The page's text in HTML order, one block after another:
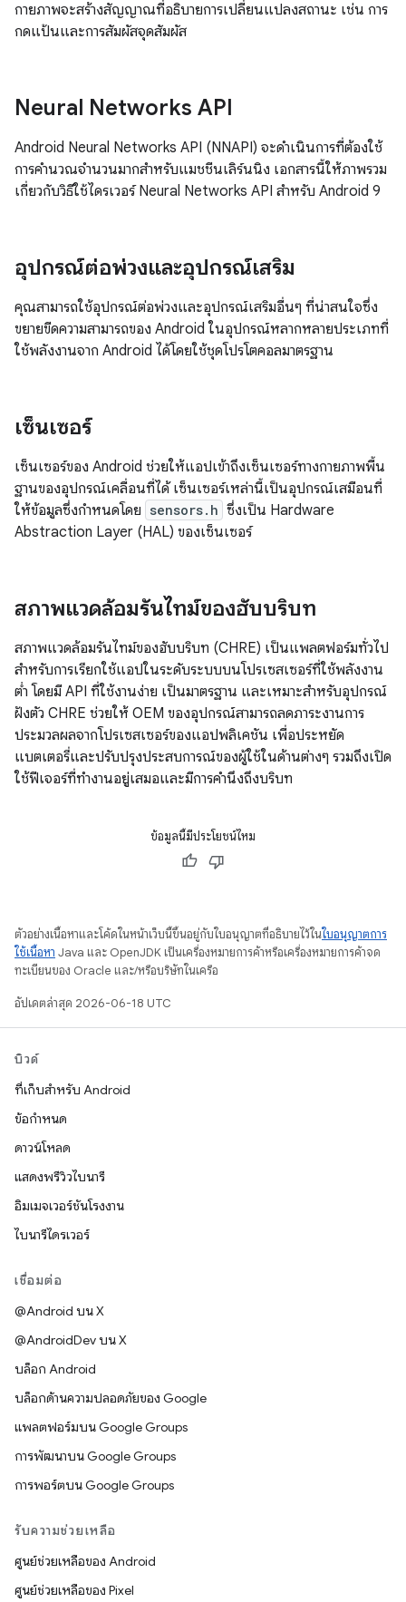
กายภาพจะสร้างสัญญาณที่อธิบายการเปลี่ยนแปลงสถานะ เช่น การ
กดแป้นและการสัมผัสจุดสัมผัส
Neural Networks API
Android Neural Networks API (NNAPI) จะดำเนินการที่ต้องใช้
การคำนวณจำนวนมากสำหรับแมชชีนเลิร์นนิง เอกสารนี้ให้ภาพรวม
เกี่ยวกับวิธีใช้ไดรเวอร์ Neural Networks API สำหรับ Android 9
อุปกรณ์ต่อพ่วงและอุปกรณ์เสริม
คุณสามารถใช้อุปกรณ์ต่อพ่วงและอุปกรณ์เสริมอื่นๆ ที่น่าสนใจซึ่ง
ขยายขีดความสามารถของ Android ในอุปกรณ์หลากหลายประเภทที่
ใช้พลังงานจาก Android ได้โดยใช้ชุดโปรโตคอลมาตรฐาน
เซ็นเซอร์
เซ็นเซอร์ของ Android ช่วยให้แอปเข้าถึงเซ็นเซอร์ทางกายภาพพื้น
ฐานของอุปกรณ์เคลื่อนที่ได้ เซ็นเซอร์เหล่านี้เป็นอุปกรณ์เสมือนที่
ให้ข้อมูลซึ่งกำหนดโดย sensors.h ซึ่งเป็น Hardware
Abstraction Layer (HAL) ของเซ็นเซอร์
สภาพแวดล้อมรันไทม์ของฮับบริบท
สภาพแวดล้อมรันไทม์ของฮับบริบท (CHRE) เป็นแพลตฟอร์มทั่วไป
สำหรับการเรียกใช้แอปในระดับระบบบนโปรเซสเซอร์ที่ใช้พลังงาน
ต่ำ โดยมี API ที่ใช้งานง่าย เป็นมาตรฐาน และเหมาะสำหรับอุปกรณ์
ฝังตัว CHRE ช่วยให้ OEM ของอุปกรณ์สามารถลดภาระงานการ
ประมวลผลจากโปรเซสเซอร์ของแอปพลิเคชัน เพื่อประหยัด
แบตเตอรี่และปรับปรุงประสบการณ์ของผู้ใช้ในด้านต่างๆ รวมถึงเปิด
ใช้ฟีเจอร์ที่ทำงานอยู่เสมอและมีการคำนึงถึงบริบท
ข้อมูลนี้มีประโยชน์ไหม
ตัวอย่างเนื้อหาและโค้ดในหน้าเว็บนี้ขึ้นอยู่กับใบอนุญาตที่อธิบายไว้ในใบอนุญาตการ
ใช้เนื้อหา Java และ OpenJDK เป็นเครื่องหมายการค้าหรือเครื่องหมายการค้าจด
ทะเบียนของ Oracle และ/หรือบริษัทในเครือ
อัปเดตล่าสุด 2026-06-18 UTC
บิวด์
ที่เก็บสำหรับ Android
ข้อกำหนด
ดาวน์โหลด
แสดงพรีวิวไบนารี
อิมเมจเวอร์ชันโรงงาน
ไบนารีไดรเวอร์
เชื่อมต่อ
@Android บน X
@AndroidDev บน X
บล็อก Android
บล็อกด้านความปลอดภัยของ Google
แพลตฟอร์มบน Google Groups
การพัฒนาบน Google Groups
การพอร์ตบน Google Groups
รับความช่วยเหลือ
ศูนย์ช่วยเหลือของ Android
ศูนย์ช่วยเหลือของ Pixel